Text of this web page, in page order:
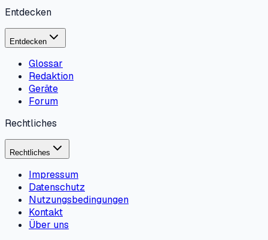
Entdecken
Entdecken
Glossar
Redaktion
Geräte
Forum
Rechtliches
Rechtliches
Impressum
Datenschutz
Nutzungsbedingungen
Kontakt
Über uns